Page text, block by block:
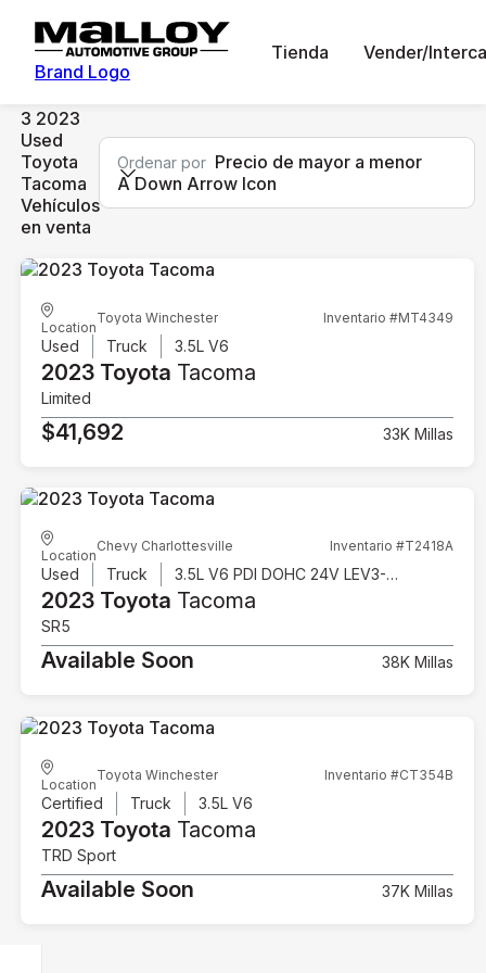
Brand Logo
Tienda Vender/
3 2023
Used
Toyota
Tacoma
Vehículos
en venta
Ordenar por Precio de mayor a menor
A Down Arrow Icon
Location
Toyota Winchester Inventario #MT4349
Used Truck 3.5L V6
2023 Toyota Tacoma
Limited
$41,692 33K Millas
Location
Chevy Charlottesville Inventario #T2418A
Used Truck 3.5L V6 PDI DOHC 24V LEV3-ULEV70 278hp
2023 Toyota Tacoma
SR5
Available Soon 38K Millas
Location
Toyota Winchester Inventario #CT354B
Certified Truck 3.5L V6
2023 Toyota Tacoma
TRD Sport
Available Soon 37K Millas